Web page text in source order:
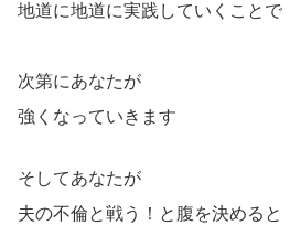
地道に地道に実践していくことで
次第にあなたが
強くなっていきます
そしてあなたが
夫の不倫と戦う！と腹を決めると